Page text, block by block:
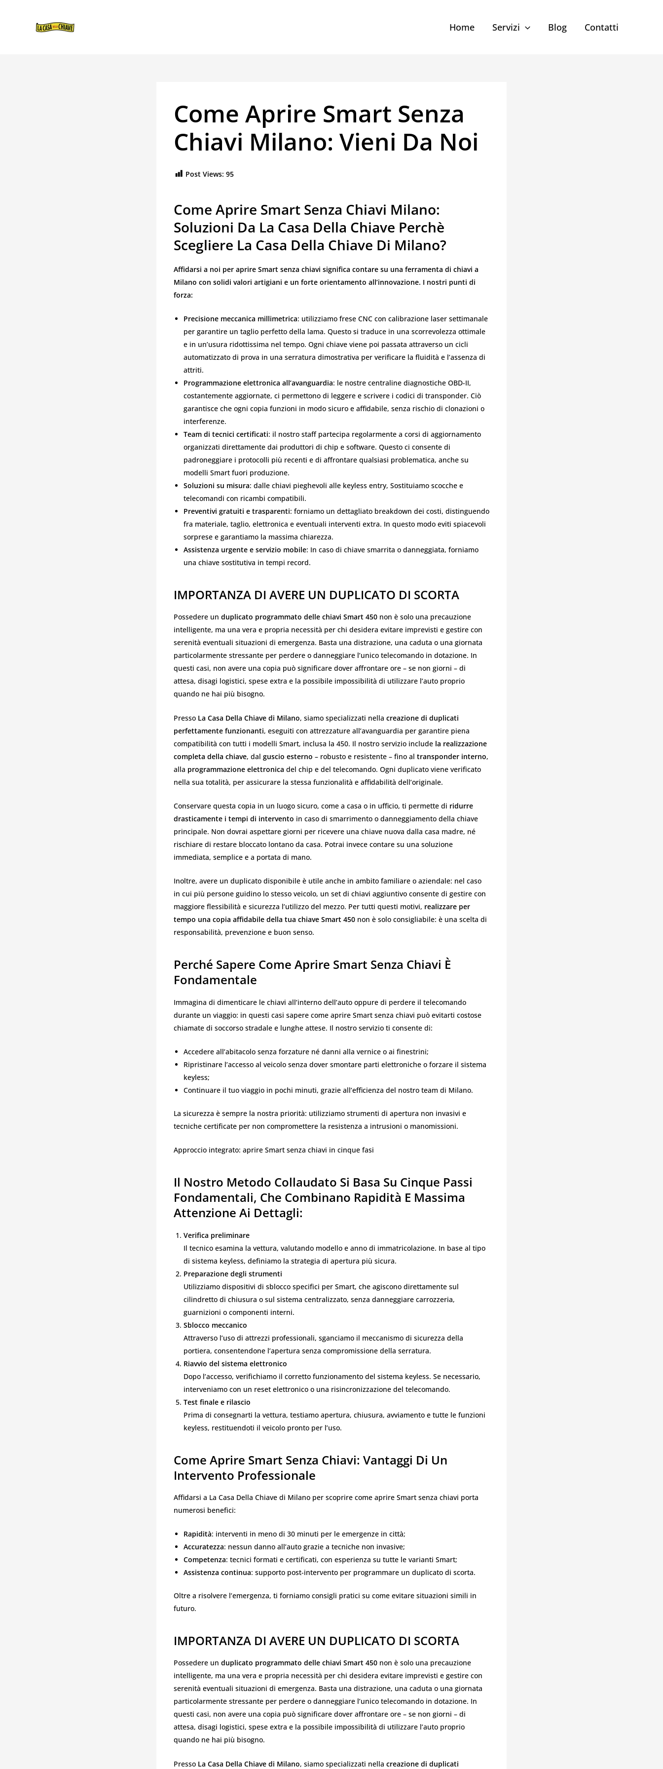
CONTENUTO
Home Servizi Blog Contatti
Come Aprire Smart Senza
Chiavi Milano: Vieni Da Noi
Post Views: 95
Come Aprire Smart Senza Chiavi Milano:
Soluzioni Da La Casa Della Chiave Perchè
Scegliere La Casa Della Chiave Di Milano?
Affidarsi a noi per aprire Smart senza chiavi significa contare su una ferramenta di chiavi a
Milano con solidi valori artigiani e un forte orientamento all’innovazione. I nostri punti di
forza:
Precisione meccanica millimetrica: utilizziamo frese CNC con calibrazione laser settimanale
per garantire un taglio perfetto della lama. Questo si traduce in una scorrevolezza ottimale
e in un’usura ridottissima nel tempo. Ogni chiave viene poi passata attraverso un cicli
automatizzato di prova in una serratura dimostrativa per verificare la fluidità e l’assenza di
attriti.
Programmazione elettronica all’avanguardia: le nostre centraline diagnostiche OBD-II,
costantemente aggiornate, ci permettono di leggere e scrivere i codici di transponder. Ciò
garantisce che ogni copia funzioni in modo sicuro e affidabile, senza rischio di clonazioni o
interferenze.
Team di tecnici certificati: il nostro staff partecipa regolarmente a corsi di aggiornamento
organizzati direttamente dai produttori di chip e software. Questo ci consente di
padroneggiare i protocolli più recenti e di affrontare qualsiasi problematica, anche su
modelli Smart fuori produzione.
Soluzioni su misura: dalle chiavi pieghevoli alle keyless entry, Sostituiamo scocche e
telecomandi con ricambi compatibili.
Preventivi gratuiti e trasparenti: forniamo un dettagliato breakdown dei costi, distinguendo
fra materiale, taglio, elettronica e eventuali interventi extra. In questo modo eviti spiacevoli
sorprese e garantiamo la massima chiarezza.
Assistenza urgente e servizio mobile: In caso di chiave smarrita o danneggiata, forniamo
una chiave sostitutiva in tempi record.
IMPORTANZA DI AVERE UN DUPLICATO DI SCORTA
Possedere un duplicato programmato delle chiavi Smart 450 non è solo una precauzione
intelligente, ma una vera e propria necessità per chi desidera evitare imprevisti e gestire con
serenità eventuali situazioni di emergenza. Basta una distrazione, una caduta o una giornata
particolarmente stressante per perdere o danneggiare l’unico telecomando in dotazione. In
questi casi, non avere una copia può significare dover affrontare ore – se non giorni – di
attesa, disagi logistici, spese extra e la possibile impossibilità di utilizzare l’auto proprio
quando ne hai più bisogno.
Presso La Casa Della Chiave di Milano, siamo specializzati nella creazione di duplicati
perfettamente funzionanti, eseguiti con attrezzature all’avanguardia per garantire piena
compatibilità con tutti i modelli Smart, inclusa la 450. Il nostro servizio include la realizzazione
completa della chiave, dal guscio esterno – robusto e resistente – fino al transponder interno,
alla programmazione elettronica del chip e del telecomando. Ogni duplicato viene verificato
nella sua totalità, per assicurare la stessa funzionalità e affidabilità dell’originale.
Conservare questa copia in un luogo sicuro, come a casa o in ufficio, ti permette di ridurre
drasticamente i tempi di intervento in caso di smarrimento o danneggiamento della chiave
principale. Non dovrai aspettare giorni per ricevere una chiave nuova dalla casa madre, né
rischiare di restare bloccato lontano da casa. Potrai invece contare su una soluzione
immediata, semplice e a portata di mano.
Inoltre, avere un duplicato disponibile è utile anche in ambito familiare o aziendale: nel caso
in cui più persone guidino lo stesso veicolo, un set di chiavi aggiuntivo consente di gestire con
maggiore flessibilità e sicurezza l’utilizzo del mezzo. Per tutti questi motivi, realizzare per
tempo una copia affidabile della tua chiave Smart 450 non è solo consigliabile: è una scelta di
responsabilità, prevenzione e buon senso.
Perché Sapere Come Aprire Smart Senza Chiavi È
Fondamentale
Immagina di dimenticare le chiavi all’interno dell’auto oppure di perdere il telecomando
durante un viaggio: in questi casi sapere come aprire Smart senza chiavi può evitarti costose
chiamate di soccorso stradale e lunghe attese. Il nostro servizio ti consente di:
Accedere all’abitacolo senza forzature né danni alla vernice o ai finestrini;
Ripristinare l’accesso al veicolo senza dover smontare parti elettroniche o forzare il sistema
keyless;
Continuare il tuo viaggio in pochi minuti, grazie all’efficienza del nostro team di Milano.
La sicurezza è sempre la nostra priorità: utilizziamo strumenti di apertura non invasivi e
tecniche certificate per non compromettere la resistenza a intrusioni o manomissioni.
Approccio integrato: aprire Smart senza chiavi in cinque fasi
Il Nostro Metodo Collaudato Si Basa Su Cinque Passi
Fondamentali, Che Combinano Rapidità E Massima
Attenzione Ai Dettagli:
Verifica preliminare
Il tecnico esamina la vettura, valutando modello e anno di immatricolazione. In base al tipo
di sistema keyless, definiamo la strategia di apertura più sicura.
Preparazione degli strumenti
Utilizziamo dispositivi di sblocco specifici per Smart, che agiscono direttamente sul
cilindretto di chiusura o sul sistema centralizzato, senza danneggiare carrozzeria,
guarnizioni o componenti interni.
Sblocco meccanico
Attraverso l’uso di attrezzi professionali, sganciamo il meccanismo di sicurezza della
portiera, consentendone l’apertura senza compromissione della serratura.
Riavvio del sistema elettronico
Dopo l’accesso, verifichiamo il corretto funzionamento del sistema keyless. Se necessario,
interveniamo con un reset elettronico o una risincronizzazione del telecomando.
Test finale e rilascio
Prima di consegnarti la vettura, testiamo apertura, chiusura, avviamento e tutte le funzioni
keyless, restituendoti il veicolo pronto per l’uso.
Come Aprire Smart Senza Chiavi: Vantaggi Di Un
Intervento Professionale
Affidarsi a La Casa Della Chiave di Milano per scoprire come aprire Smart senza chiavi porta
numerosi benefici:
Rapidità: interventi in meno di 30 minuti per le emergenze in città;
Accuratezza: nessun danno all’auto grazie a tecniche non invasive;
Competenza: tecnici formati e certificati, con esperienza su tutte le varianti Smart;
Assistenza continua: supporto post-intervento per programmare un duplicato di scorta.
Oltre a risolvere l’emergenza, ti forniamo consigli pratici su come evitare situazioni simili in
futuro.
IMPORTANZA DI AVERE UN DUPLICATO DI SCORTA
Possedere un duplicato programmato delle chiavi Smart 450 non è solo una precauzione
intelligente, ma una vera e propria necessità per chi desidera evitare imprevisti e gestire con
serenità eventuali situazioni di emergenza. Basta una distrazione, una caduta o una giornata
particolarmente stressante per perdere o danneggiare l’unico telecomando in dotazione. In
questi casi, non avere una copia può significare dover affrontare ore – se non giorni – di
attesa, disagi logistici, spese extra e la possibile impossibilità di utilizzare l’auto proprio
quando ne hai più bisogno.
Presso La Casa Della Chiave di Milano, siamo specializzati nella creazione di duplicati